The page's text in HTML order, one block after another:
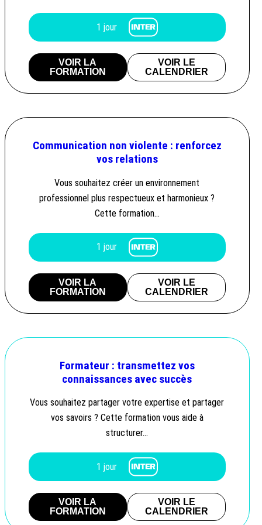
1 jour
VOIR LA
FORMATION
VOIR LE
CALENDRIER
Communication non violente : renforcez
vos relations
Vous souhaitez créer un environnement
professionnel plus respectueux et harmonieux ?
Cette formation…
1 jour
VOIR LA
FORMATION
VOIR LE
CALENDRIER
Formateur : transmettez vos
connaissances avec succès
Vous souhaitez partager votre expertise et partager
vos savoirs ? Cette formation vous aide à
structurer…
1 jour
VOIR LA
FORMATION
VOIR LE
CALENDRIER